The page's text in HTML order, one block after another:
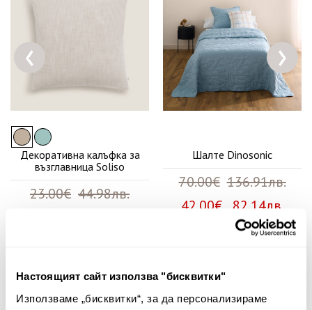
Настоящият сайт използва "бисквитки"
Използваме „бисквитки“, за да персонализираме
Декоративна калъфка за
възглавница Soliso
23.00€ 44.98лв.
Шалте Dinosonic
70.00€ 136.91лв.
42.00€ 82.14лв.
‹ ›
Няма мнения за този продукт.